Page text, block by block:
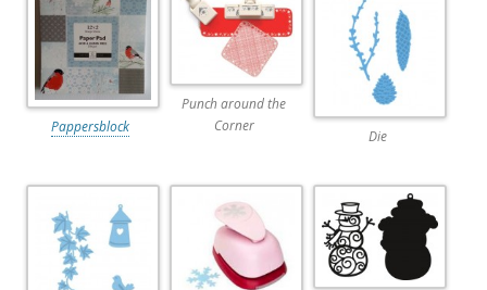
Pappersblock
Punch around the
Corner
Die